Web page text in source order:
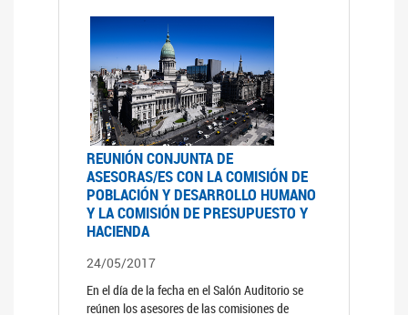
REUNIÓN CONJUNTA DE
ASESORAS/ES CON LA COMISIÓN DE
POBLACIÓN Y DESARROLLO HUMANO
Y LA COMISIÓN DE PRESUPUESTO Y
HACIENDA
24/05/2017
En el día de la fecha en el Salón Auditorio se
reúnen los asesores de las comisiones de